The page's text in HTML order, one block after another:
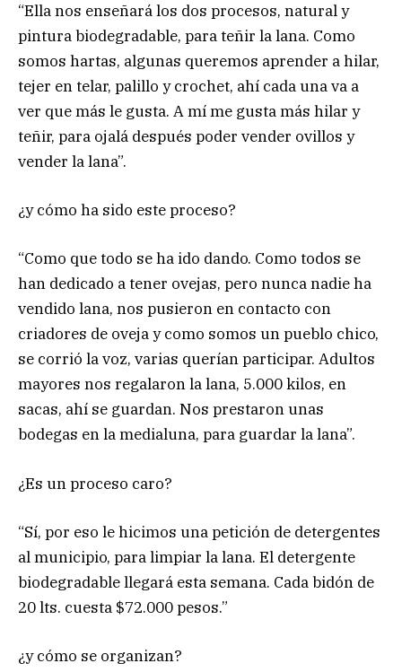
“Ella nos enseñará los dos procesos, natural y
pintura biodegradable, para teñir la lana. Como
somos hartas, algunas queremos aprender a hilar,
tejer en telar, palillo y crochet, ahí cada una va a
ver que más le gusta. A mí me gusta más hilar y
teñir, para ojalá después poder vender ovillos y
vender la lana”.
¿y cómo ha sido este proceso?
“Como que todo se ha ido dando. Como todos se
han dedicado a tener ovejas, pero nunca nadie ha
vendido lana, nos pusieron en contacto con
criadores de oveja y como somos un pueblo chico,
se corrió la voz, varias querían participar. Adultos
mayores nos regalaron la lana, 5.000 kilos, en
sacas, ahí se guardan. Nos prestaron unas
bodegas en la medialuna, para guardar la lana”.
¿Es un proceso caro?
“Sí, por eso le hicimos una petición de detergentes
al municipio, para limpiar la lana. El detergente
biodegradable llegará esta semana. Cada bidón de
20 lts. cuesta $72.000 pesos.”
¿y cómo se organizan?